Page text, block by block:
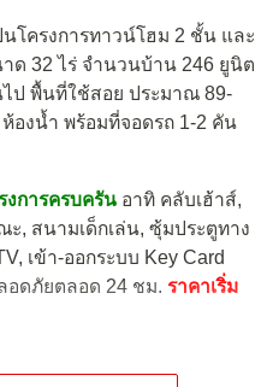
นโครงการทาวน์โฮม 2 ชั้น และ
ด 32 ไร่ จำนวนบ้าน 246 ยูนิต
ป พื้นที่ใช้สอย ประมาณ 89-
องน้ำ พร้อมที่จอดรถ 1-2 คัน
งการครบครัน อาทิ คลับเฮ้าส์,
, สนามเด็กเล่น, ซุ้มประตูทาง
เข้า-ออกระบบ Key Card
อดภัยตลอด 24 ชม. ราคาเริ่ม